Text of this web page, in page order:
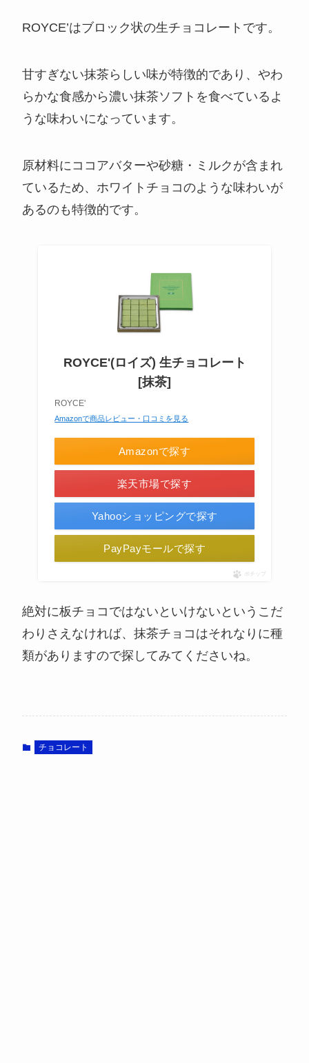
ROYCE’はブロック状の生チョコレートです。
甘すぎない抹茶らしい味が特徴的であり、やわ
らかな食感から濃い抹茶ソフトを食べているよ
うな味わいになっています。
原材料にココアバターや砂糖・ミルクが含まれ
ているため、ホワイトチョコのような味わいが
あるのも特徴的です。
ROYCE'(ロイズ) 生チョコレート
[抹茶]
ROYCE'
Amazonで商品レビュー・口コミを見る
Amazonで探す
楽天市場で探す
Yahooショッピングで探す
PayPayモールで探す
ポチップ
絶対に板チョコではないといけないというこだ
わりさえなければ、抹茶チョコはそれなりに種
類がありますので探してみてくださいね。
チョコレート